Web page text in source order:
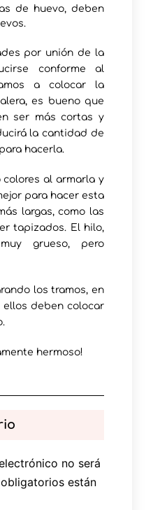
de huevo, deben
por unión de la
conforme al
a colocar la
es bueno que
ser más cortas y
la cantidad de
hacerla.
al armarla y
para hacer esta
largas, como las
tapizados. El hilo,
grueso, pero
los tramos, en
deben colocar
hermoso!
no será
están